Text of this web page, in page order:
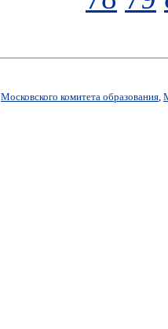
Московского комитета образования,